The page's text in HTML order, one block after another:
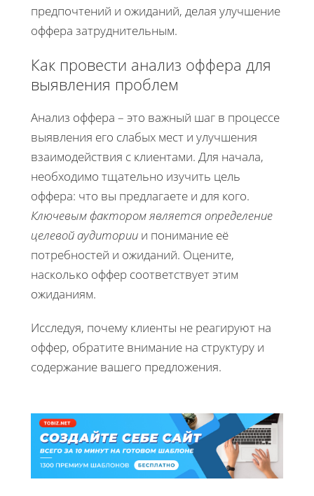
предпочтений и ожиданий, делая улучшение
оффера затруднительным.
Как провести анализ оффера для
выявления проблем
Анализ оффера – это важный шаг в процессе
выявления его слабых мест и улучшения
взаимодействия с клиентами. Для начала,
необходимо тщательно изучить цель
оффера: что вы предлагаете и для кого.
Ключевым фактором является определение
целевой аудитории и понимание её
потребностей и ожиданий. Оцените,
насколько оффер соответствует этим
ожиданиям.
Исследуя, почему клиенты не реагируют на
оффер, обратите внимание на структуру и
содержание вашего предложения.